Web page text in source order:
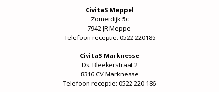
CivitaS Meppel
Zomerdijk 5c
7942 JR Meppel
Telefoon receptie: 0522 220186
CivitaS Marknesse
Ds. Bleekerstraat 2
8316 CV Marknesse
Telefoon receptie: 0522 220 186